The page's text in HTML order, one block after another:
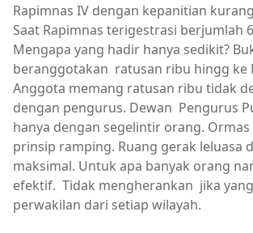
Rapimnas IV dengan kepanitian
Saat Rapimnas terigestrasi berjumlah
Mengapa yang hadir hanya sedikit?
beranggotakan ratusan ribu hingg ke
Anggota memang ratusan ribu tidak
dengan pengurus. Dewan Pengurus
hanya dengan segelintir orang.
prinsip ramping. Ruang gerak leluasa
maksimal. Untuk apa banyak orang
efektif. Tidak mengherankan jika
perwakilan dari setiap wilayah.